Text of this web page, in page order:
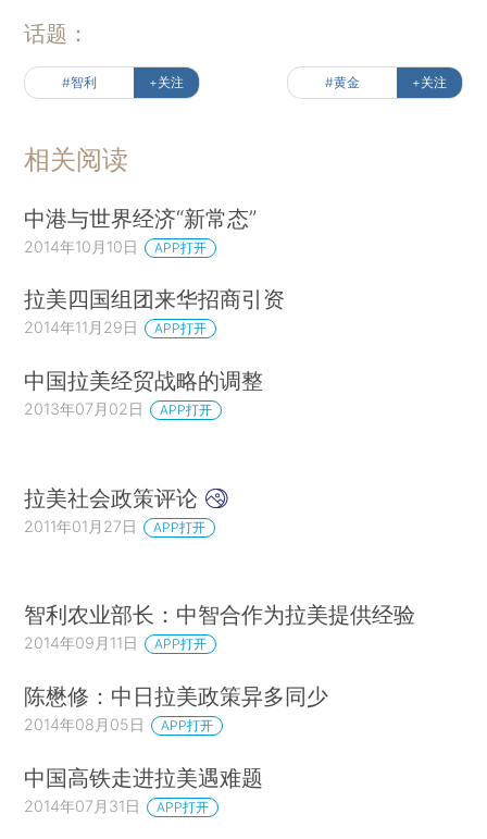
话题：
#智利 +关注 #黄金 +关注
相关阅读
中港与世界经济“新常态”
2014年10月10日 APP打开
拉美四国组团来华招商引资
2014年11月29日 APP打开
中国拉美经贸战略的调整
2013年07月02日 APP打开
拉美社会政策评论
2011年01月27日 APP打开
智利农业部长：中智合作为拉美提供经验
2014年09月11日 APP打开
陈懋修：中日拉美政策异多同少
2014年08月05日 APP打开
中国高铁走进拉美遇难题
2014年07月31日 APP打开